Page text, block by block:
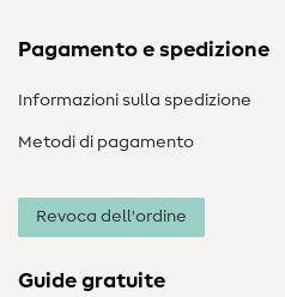
Pagamento e spedizione
Informazioni sulla spedizione
Metodi di pagamento
Revoca dell'ordine
Guide gratuite